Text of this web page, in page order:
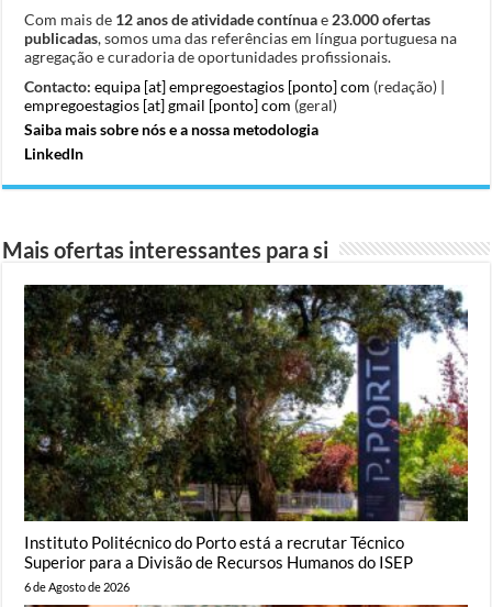
Com mais de 12 anos de atividade contínuae 23.000 ofertas
publicadas, somos uma das referências em língua portuguesa na
agregação e curadoria de oportunidades profissionais.
Contacto: equipa [at] empregoestagios [ponto] com (redação) |
empregoestagios [at] gmail [ponto] com (geral)
Saiba mais sobre nós e a nossa metodologia
LinkedIn
Mais ofertas interessantes para si
Instituto Politécnico do Porto está a recrutar Técnico
Superior para a Divisão de Recursos Humanos do ISEP
6 de Agosto de 2026